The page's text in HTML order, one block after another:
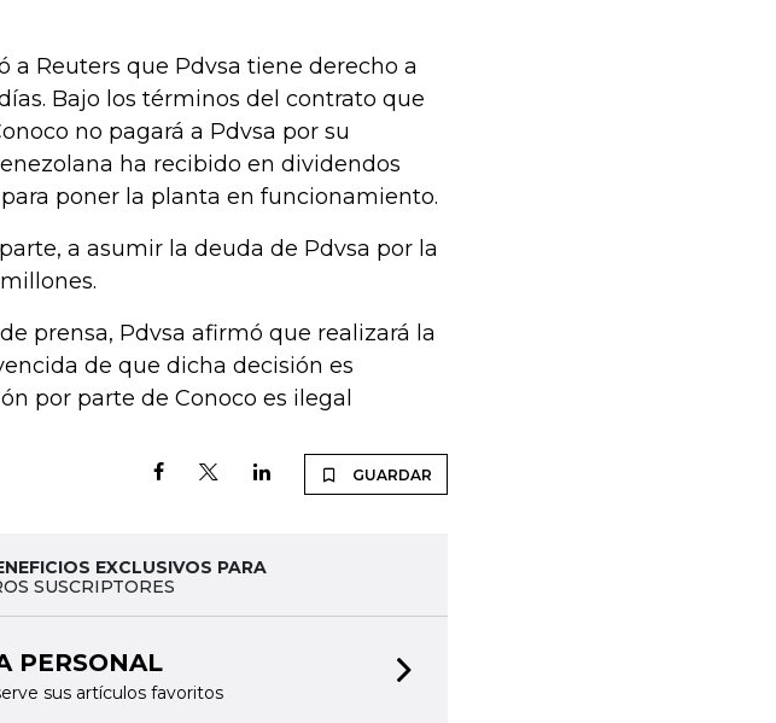
Reuters que Pdvsa tiene derecho a
Bajo los términos del contrato que
no pagará a Pdvsa por su
ha recibido en dividendos
poner la planta en funcionamiento.
a asumir la deuda de Pdvsa por la
prensa, Pdvsa afirmó que realizará la
de que dicha decisión es
por parte de Conoco es ilegal
GUARDAR
EXCLUSIVOS PARA
SUSCRIPTORES
PERSONAL
sus artículos favoritos